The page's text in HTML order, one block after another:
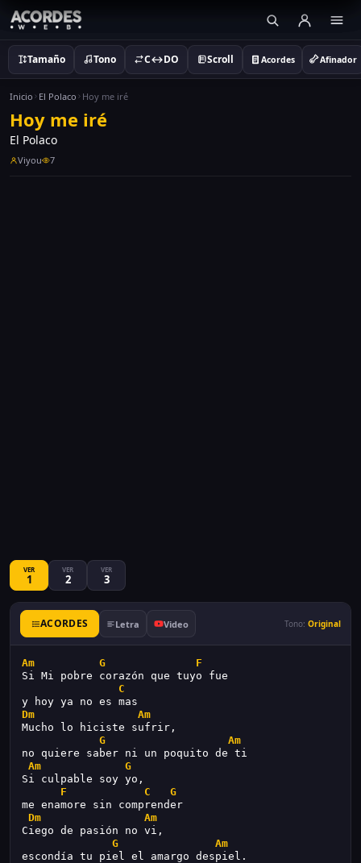
Tamaño Tono C↔DO Scroll Acordes Afinador
Inicio El Polaco Hoy me iré
Hoy me iré
El Polaco
Viyou 7
VER
1
VER
2
VER
3
ACORDES Letra Video Tono: Original
Am G
F
Si Mi pobre corazón que tuyo fue
C
y hoy ya no es mas
Dm
Am
Mucho lo hiciste sufrir,
G
Am
no quiere saber ni un poquito de ti
Am
G
Si culpable soy yo,
F
C
G
me enamore sin comprender
Dm
Am
Ciego de pasión no vi,
G
Am
escondía tu piel el amargo despiel.